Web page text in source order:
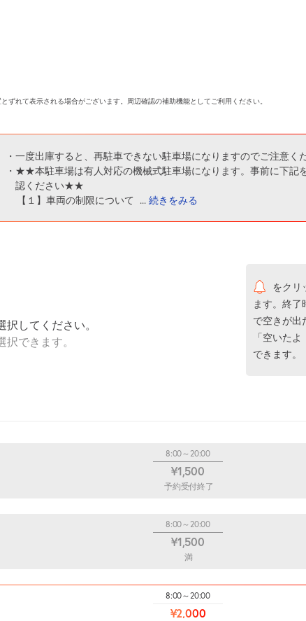
ずれて表示される場合がございます。周辺確認の補助機能としてご利用ください。
・一度出庫すると、再駐車できない駐車場になりますのでご注意く
・★★本駐車場は有人対応の機械式駐車場になります。事前に下記
認ください★★
【１】車両の制限について ... 続きをみる
してください。
できます。
をクリ
ます。終了
で空きが出
「空いた
できます。
8:00～20:00
¥1,500
予約受付終了
8:00～20:00
¥1,500
満
8:00～20:00
¥2,000